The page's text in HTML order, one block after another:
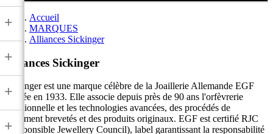
+
+
+
+
Accueil
MARQUES
Alliances Sickinger
Alliances Sickinger
Sickinger est une marque célèbre de la Joaillerie Allemande EGF
fondée en 1933. Elle associe depuis près de 90 ans l'orfèvrerie
traditionnelle et les technologies avancées, des procédés de
traitement brevetés et des produits originaux. EGF est certifié RJC
(Responsible Jewellery Council), label garantissant la responsabilité